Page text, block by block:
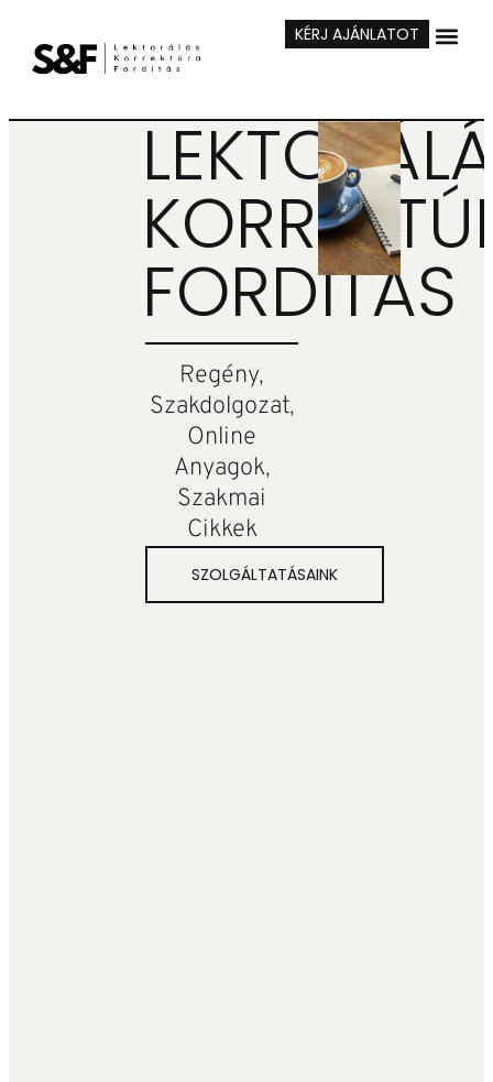
KÉRJ AJÁNLATOT
FORDÍTÁS
Regény,
Szakdolgozat,
Online
Anyagok,
Szakmai
Cikkek
SZOLGÁLTATÁSAINK